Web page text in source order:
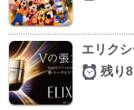
エリク
残り